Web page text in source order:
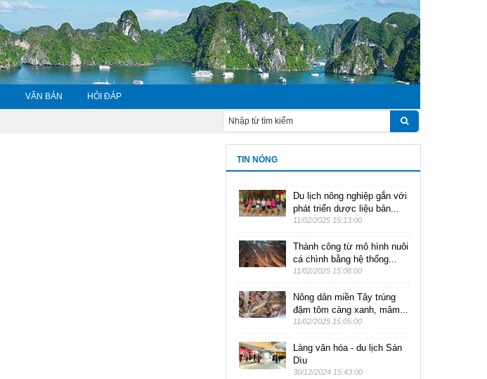
VĂN BẢN HỎI ĐÁP
TIN NÓNG
Du lịch nông nghiệp gắn với
phát triển dược liệu bản...
11/02/2025 15:13:00
Thành công từ mô hình nuôi
cá chình bằng hệ thống...
11/02/2025 15:08:00
Nông dân miền Tây trúng
đậm tôm càng xanh, mâm...
11/02/2025 15:05:00
Làng văn hóa - du lịch Sán
Dìu
30/12/2024 15:43:00